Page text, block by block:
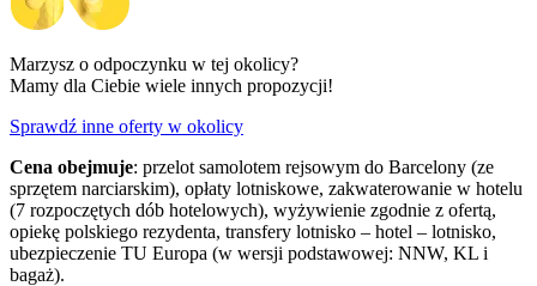
Marzysz o odpoczynku w tej okolicy?
Mamy dla Ciebie wiele innych propozycji!
Sprawdź inne oferty w okolicy
Cena obejmuje: przelot samolotem rejsowym do Barcelony (ze
sprzętem narciarskim), opłaty lotniskowe, zakwaterowanie w hotelu
(7 rozpoczętych dób hotelowych), wyżywienie zgodnie z ofertą,
opiekę polskiego rezydenta, transfery lotnisko – hotel – lotnisko,
ubezpieczenie TU Europa (w wersji podstawowej: NNW, KL i
bagaż).